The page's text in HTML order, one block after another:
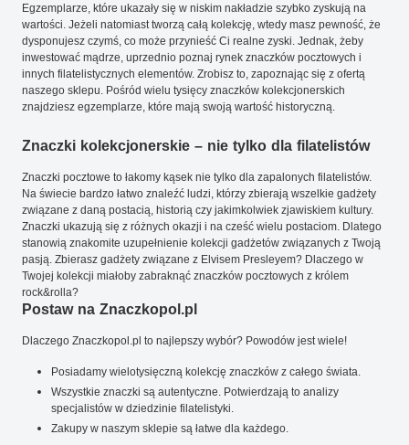
Egzemplarze, które ukazały się w niskim nakładzie szybko zyskują na
wartości. Jeżeli natomiast tworzą całą kolekcję, wtedy masz pewność, że
dysponujesz czymś, co może przynieść Ci realne zyski. Jednak, żeby
inwestować mądrze, uprzednio poznaj rynek znaczków pocztowych i
innych filatelistycznych elementów. Zrobisz to, zapoznając się z ofertą
naszego sklepu. Pośród wielu tysięcy znaczków kolekcjonerskich
znajdziesz egzemplarze, które mają swoją wartość historyczną.
Znaczki kolekcjonerskie – nie tylko dla filatelistów
Znaczki pocztowe to łakomy kąsek nie tylko dla zapalonych filatelistów.
Na świecie bardzo łatwo znaleźć ludzi, którzy zbierają wszelkie gadżety
związane z daną postacią, historią czy jakimkolwiek zjawiskiem kultury.
Znaczki ukazują się z różnych okazji i na cześć wielu postaciom. Dlatego
stanowią znakomite uzupełnienie kolekcji gadżetów związanych z Twoją
pasją. Zbierasz gadżety związane z Elvisem Presleyem? Dlaczego w
Twojej kolekcji miałoby zabraknąć znaczków pocztowych z królem
rock&rolla?
Postaw na Znaczkopol.pl
Dlaczego Znaczkopol.pl to najlepszy wybór? Powodów jest wiele!
Posiadamy wielotysięczną kolekcję znaczków z całego świata.
Wszystkie znaczki są autentyczne. Potwierdzają to analizy
specjalistów w dziedzinie filatelistyki.
Zakupy w naszym sklepie są łatwe dla każdego.